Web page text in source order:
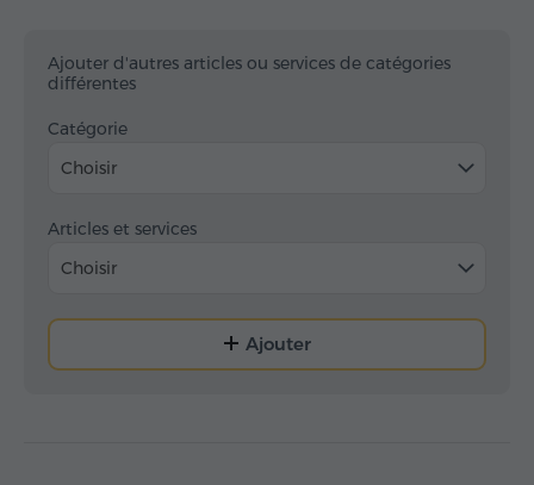
Ajouter d'autres articles ou services de catégories
différentes
Catégorie
Choisir
Articles et services
Choisir
Ajouter